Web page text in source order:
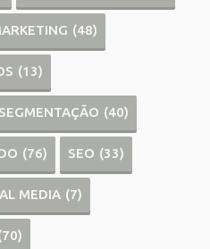
(48)
(13)
SEGMENTAÇÃO (40)
(76) SEO (33)
MEDIA (7)